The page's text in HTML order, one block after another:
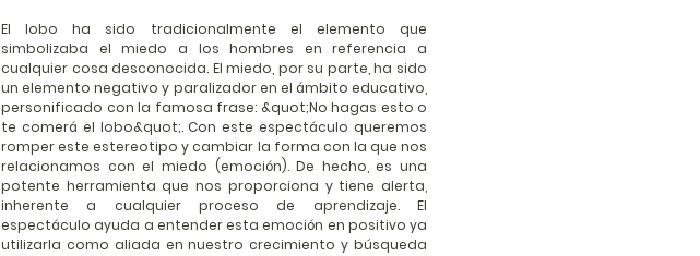
El lobo ha sido tradicionalmente el elemento que
simbolizaba el miedo a los hombres en referencia a
cualquier cosa desconocida. El miedo, por su parte, ha sido
un elemento negativo y paralizador en el ámbito educativo,
personificado con la famosa frase: &quot;No hagas esto o
te comerá el lobo&quot;. Con este espectáculo queremos
romper este estereotipo y cambiar la forma con la que nos
relacionamos con el miedo (emoción). De hecho, es una
potente herramienta que nos proporciona y tiene alerta,
inherente a cualquier proceso de aprendizaje. El
espectáculo ayuda a entender esta emoción en positivo ya
utilizarla como aliada en nuestro crecimiento y búsqueda